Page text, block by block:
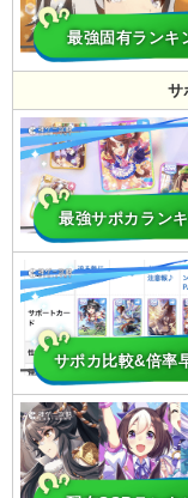
最強固有ランキ
サ
最強サポカラン
サポカ比較&倍率